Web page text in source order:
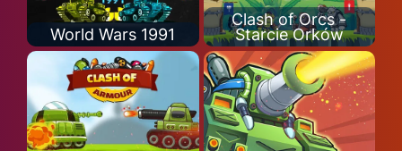
World Wars 1991
Clash of Orcs -
Starcie Orków